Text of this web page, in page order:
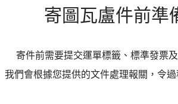
寄圖瓦盧件前準
寄件前需要提交運單標籤、標準發票
我們會根據您提供的文件處理報關，令過